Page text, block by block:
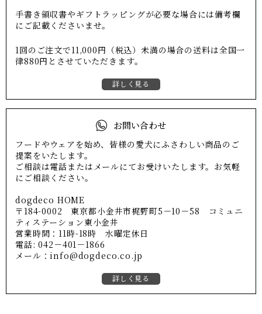
手書き領収書やギフトラッピングが必要な場合には備考欄
にご記載くださいませ。
1回のご注文で11,000円（税込）未満の場合の送料は全国一
律880円とさせていただきます。
詳しく見る
お問い合わせ
フードやウェアを始め、皆様の愛犬にふさわしい商品のご
提案をいたします。
ご相談は電話またはメールにてお受けいたします。お気軽
にご相談ください。
dogdeco HOME
〒184-0002 東京都小金井市梶野町5－10－58 コミュニ
ティステーション東小金井
営業時間：11時-18時 水曜定休日
電話: 042－401－1866
メール：info@dogdeco.co.jp
詳しく見る